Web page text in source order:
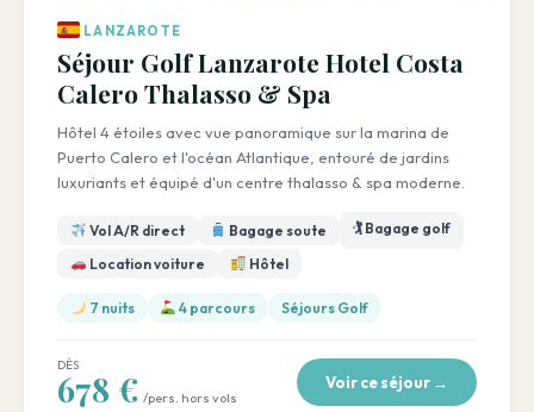
LANZAROTE
Séjour Golf Lanzarote Hotel Costa
Calero Thalasso & Spa
Hôtel 4 étoiles avec vue panoramique sur la marina de
Puerto Calero et l'océan Atlantique, entouré de jardins
luxuriants et équipé d'un centre thalasso & spa moderne.
Vol A/R direct Bagage soute
🏌️ Bagage golf
Location voiture
Hôtel
7 nuits 4 parcours Séjours Golf
DÈS
678 € /pers. hors vols
Voir ce séjour →